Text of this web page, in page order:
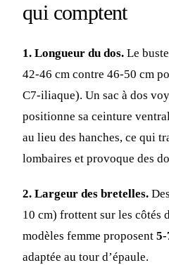
qui comptent
1. Longueur du dos. Le
42-46 cm contre 46-50 cm
C7-iliaque). Un sac à dos
positionne sa ceinture
au lieu des hanches, ce qui
lombaires et provoque des
2. Largeur des bretelles.
10 cm) frottent sur les côtés
modèles femme proposent 5-
adaptée au tour d’épaule.